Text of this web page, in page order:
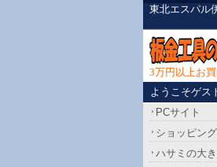
東北エスパル
3万円以上お
ようこそゲス
PCサイト
ショッピン
ハサミの大